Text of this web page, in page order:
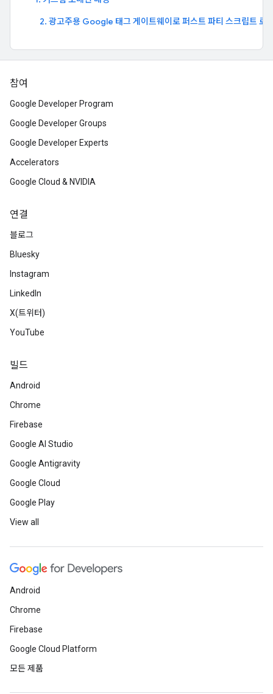
2. 광고주용 Google 태그 게이트웨이로 퍼스트 파티 스크립트 로
참여
Google Developer Program
Google Developer Groups
Google Developer Experts
Accelerators
Google Cloud & NVIDIA
연결
블로그
Bluesky
Instagram
LinkedIn
X(트위터)
YouTube
빌드
Android
Chrome
Firebase
Google AI Studio
Google Antigravity
Google Cloud
Google Play
View all
Android
Chrome
Firebase
Google Cloud Platform
모든 제품